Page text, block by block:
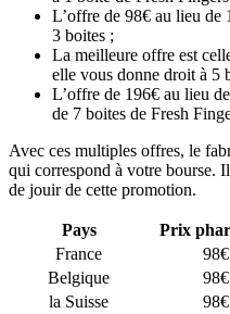
L’offre de 98€ au lieu de
3 boites ;
La meilleure offre est
elle vous donne droit à 5
L’offre de 196€ au lieu
de 7 boites de Fresh
Avec ces multiples offres, le
qui correspond à votre bourse.
de jouir de cette promotion.
Pays Prix
France
98€
Belgique
98€
la Suisse
98€